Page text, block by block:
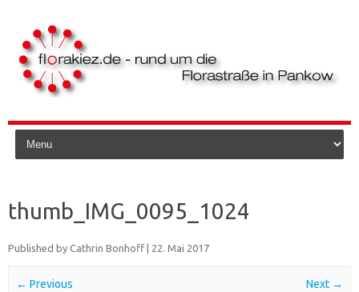
Skip to content
thumb_IMG_0095_1024
Published by Cathrin Bonhoff 22. Mai 2017
← Previous Next →